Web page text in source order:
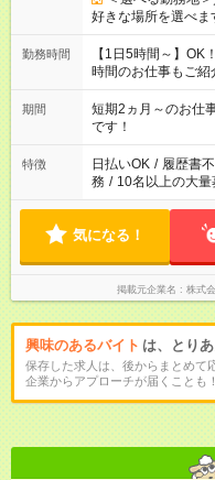
好きな場所を選べま
勤務時間
【1日5時間～】
時間のお仕事もご
その他の時間帯も
ただけます！ 【シフト固定もOK】★家庭の都合でお休みが必要
な場合も遠慮なくご相談ください。
が必要です
期間
短期2ヵ月～のお仕
です！
特徴 日払いOK / 履歴書
務 / 10名以上の大量
気になる！
掲載元企業名 株式
興味のあるバイト は、とり
保存した求人は、後からまとめて
企業からアプローチが届くことも！